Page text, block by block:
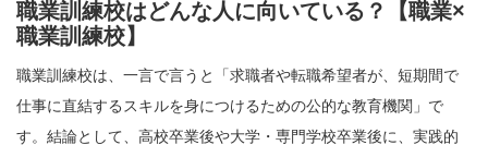
職業訓練校はどんな人に向いている？【職業×
職業訓練校】
職業訓練校は、一言で言うと「求職者や転職希望者が、短期間で
仕事に直結するスキルを身につけるための公的な教育機関」で
す。結論として、高校卒業後や大学・専門学校卒業後に、実践的